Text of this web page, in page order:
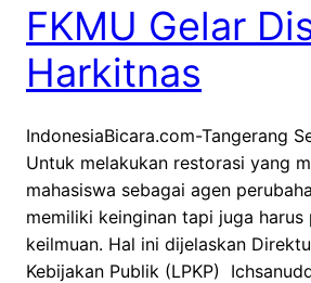
FKMU Gelar
Harkitnas
IndonesiaBicara.com-Tangerang
Untuk melakukan restorasi yang
mahasiswa sebagai agen
memiliki keinginan tapi juga
keilmuan. Hal ini dijelaskan
Kebijakan Publik (LPKP)